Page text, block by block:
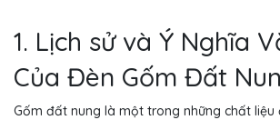
1. Lịch sử và Ý Nghĩa
Của Đèn Gốm Đất
Gốm đất nung là một trong những chất liệu